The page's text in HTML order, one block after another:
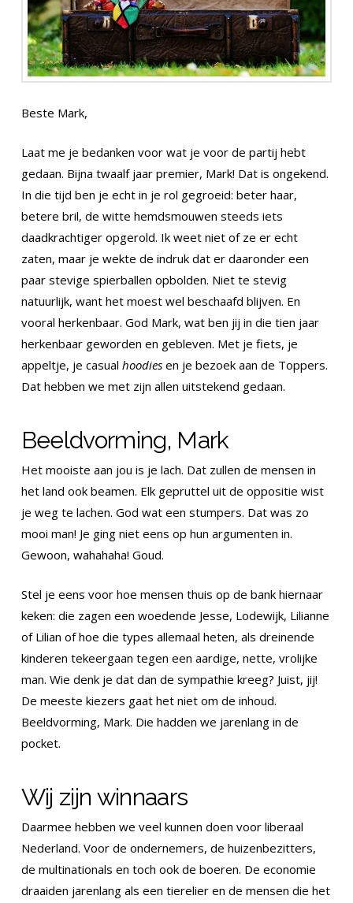
Beste Mark,
Laat me je bedanken voor wat je voor de partij hebt
gedaan. Bijna twaalf jaar premier, Mark! Dat is ongekend.
In die tijd ben je echt in je rol gegroeid: beter haar,
betere bril, de witte hemdsmouwen steeds iets
daadkrachtiger opgerold. Ik weet niet of ze er echt
zaten, maar je wekte de indruk dat er daaronder een
paar stevige spierballen opbolden. Niet te stevig
natuurlijk, want het moest wel beschaafd blijven. En
vooral herkenbaar. God Mark, wat ben jij in die tien jaar
herkenbaar geworden en gebleven. Met je fiets, je
appeltje, je casual hoodies en je bezoek aan de Toppers.
Dat hebben we met zijn allen uitstekend gedaan.
Beeldvorming, Mark
Het mooiste aan jou is je lach. Dat zullen de mensen in
het land ook beamen. Elk gepruttel uit de oppositie wist
je weg te lachen. God wat een stumpers. Dat was zo
mooi man! Je ging niet eens op hun argumenten in.
Gewoon, wahahaha! Goud.
Stel je eens voor hoe mensen thuis op de bank hiernaar
keken: die zagen een woedende Jesse, Lodewijk, Lilianne
of Lilian of hoe die types allemaal heten, als dreinende
kinderen tekeergaan tegen een aardige, nette, vrolijke
man. Wie denk je dat dan de sympathie kreeg? Juist, jij!
De meeste kiezers gaat het niet om de inhoud.
Beeldvorming, Mark. Die hadden we jarenlang in de
pocket.
Wij zijn winnaars
Daarmee hebben we veel kunnen doen voor liberaal
Nederland. Voor de ondernemers, de huizenbezitters,
de multinationals en toch ook de boeren. De economie
draaiden jarenlang als een tierelier en de mensen die het